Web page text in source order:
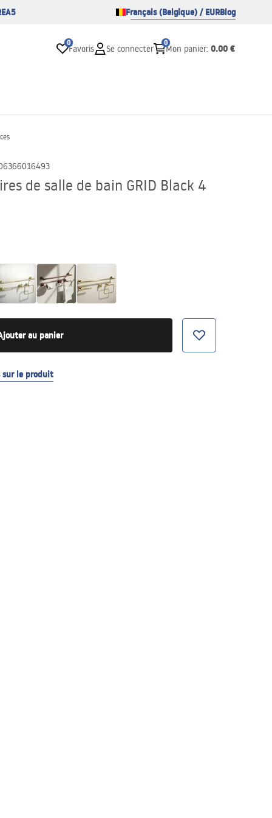
Français (Belgique) / EURBlog
0
Favoris Se connecter
0
Mon panier: 0.00 €
de salle de bain GRID Black 4
au panier
sur le produit